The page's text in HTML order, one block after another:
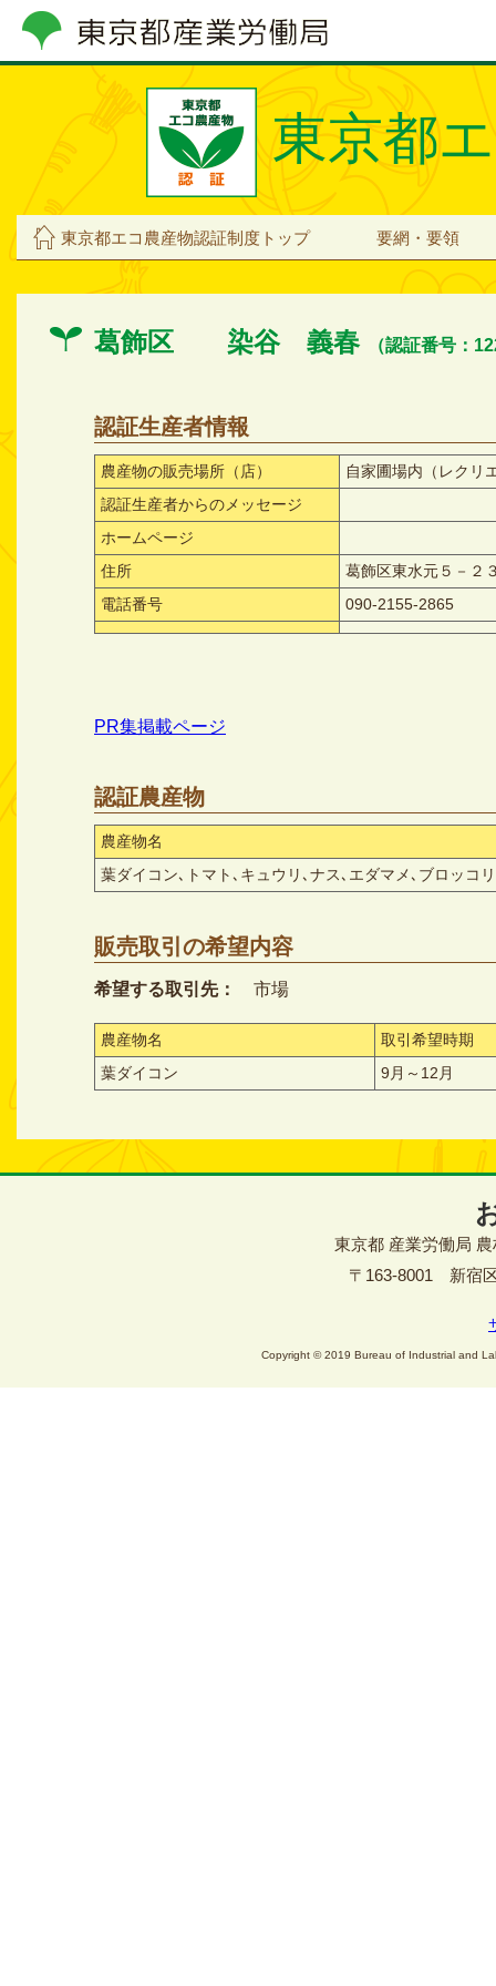
東京都
東京都エコ農産物認証制度トップ 要網・要領
葛飾区 染谷 義春 （認証番号：
認証生産者情報
農産物の販売場所（店）
自家圃場内（レクリ
認証生産者からのメッセージ
ホームページ
住所
葛飾区東水元５－２
電話番号
090-2155-2865
PR集掲載ページ
認証農産物
農産物名
葉ダイコン､トマト､キュウリ､ナス､エダマメ､ブロッコ
販売取引の希望内容
希望する取引先： 市場
農産物名
取引希望時期
葉ダイコン
9月～12月
東京都 産業労働局
〒163-8001 新宿
Copyright © 2019 Bureau of Industrial and